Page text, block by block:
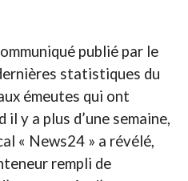
publié par le
statistiques du
émeutes qui ont
y a plus d’une semaine,
« News24 » a révélé,
rempli de